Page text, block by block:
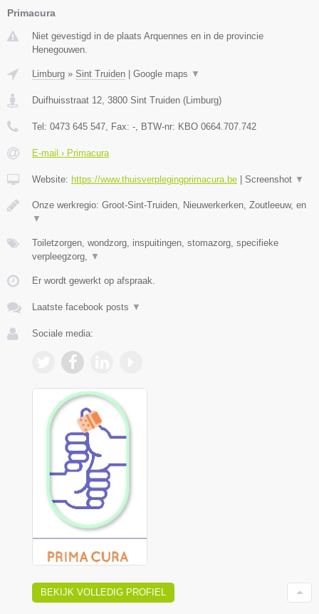
Primacura
Niet gevestigd in de plaats Arquennes en in de provincie
Henegouwen.
Limburg » Sint Truiden | Google maps ▼
Duifhuisstraat 12 3800 Sint Truiden (Limburg)
Tel: 0473 645 547 , Fax: - , BTW-nr: KBO 0664.707.742
E-mail › Primacura
Website: https://www.thuisverplegingprimacura.be | Screenshot ▼
Onze werkregio: Groot-Sint-Truiden, Nieuwerkerken, Zoutleeuw, en
▼
Toiletzorgen, wondzorg, inspuitingen, stomazorg, specifieke
verpleegzorg,
▼
Er wordt gewerkt op afspraak.
Laatste facebook posts ▼
Sociale media:
BEKIJK VOLLEDIG PROFIEL